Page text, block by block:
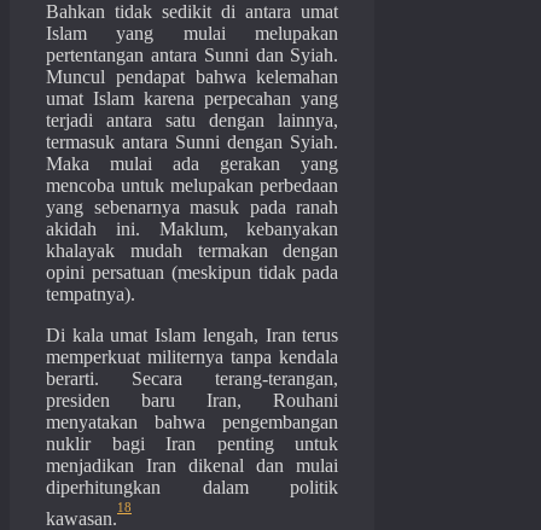
Bahkan tidak sedikit di antara umat
Islam yang mulai melupakan
pertentangan antara Sunni dan Syiah.
Muncul pendapat bahwa kelemahan
umat Islam karena perpecahan yang
terjadi antara satu dengan lainnya,
termasuk antara Sunni dengan Syiah.
Maka mulai ada gerakan yang
mencoba untuk melupakan perbedaan
yang sebenarnya masuk pada ranah
akidah ini. Maklum, kebanyakan
khalayak mudah termakan dengan
opini persatuan (meskipun tidak pada
tempatnya).
Di kala umat Islam lengah, Iran terus
memperkuat militernya tanpa kendala
berarti. Secara terang-terangan,
presiden baru Iran, Rouhani
menyatakan bahwa pengembangan
nuklir bagi Iran penting untuk
menjadikan Iran dikenal dan mulai
diperhitungkan dalam politik
kawasan.
18